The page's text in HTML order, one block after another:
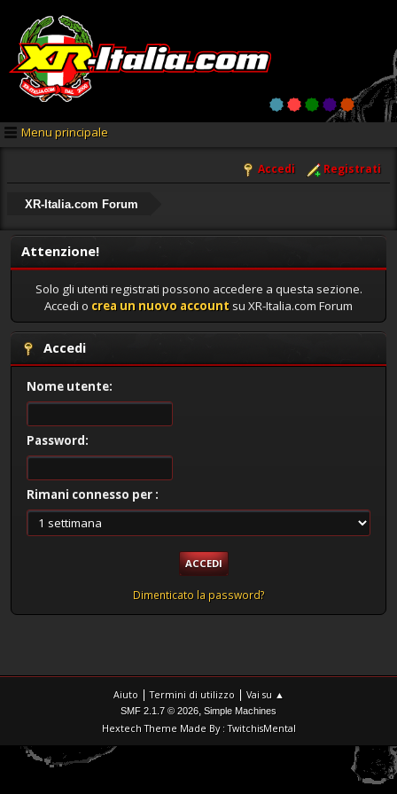
Menu principale
Accedi Registrati
XR-Italia.com Forum
Attenzione!
Solo gli utenti registrati possono accedere a questa sezione.
Accedi o crea un nuovo account su XR-Italia.com Forum
Accedi
Nome utente:
Password:
Rimani connesso per :
Dimenticato la password?
Aiuto |Termini di utilizzo | Vai su ▲
SMF 2.1.7 © 2026, Simple Machines
Hextech Theme Made By : TwitchisMental